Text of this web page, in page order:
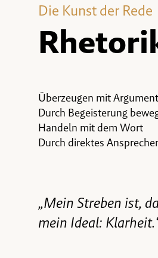
Die Kunst der Rede
Überzeugen mit
Durch Begeisterung
Handeln mit dem Wort
Durch direktes
„Mein Streben ist,
mein Ideal: